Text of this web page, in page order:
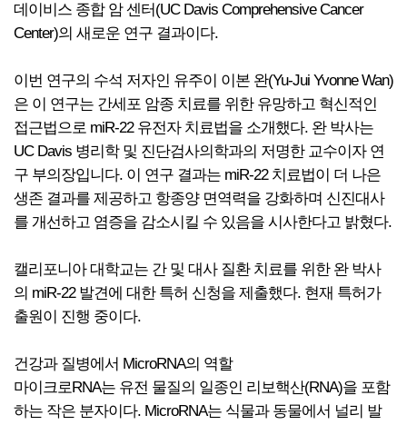
데이비스 종합 암 센터(UC Davis Comprehensive Cancer
Center)의 새로운 연구 결과이다.
이번 연구의 수석 저자인 유주이 이본 완(Yu-Jui Yvonne Wan)
은 이 연구는 간세포 암종 치료를 위한 유망하고 혁신적인
접근법으로 miR-22 유전자 치료법을 소개했다. 완 박사는
UC Davis 병리학 및 진단검사의학과의 저명한 교수이자 연
구 부의장입니다. 이 연구 결과는 miR-22 치료법이 더 나은
생존 결과를 제공하고 항종양 면역력을 강화하며 신진대사
를 개선하고 염증을 감소시킬 수 있음을 시사한다고 밝혔다.
캘리포니아 대학교는 간 및 대사 질환 치료를 위한 완 박사
의 miR-22 발견에 대한 특허 신청을 제출했다. 현재 특허가
출원이 진행 중이다.
건강과 질병에서 MicroRNA의 역할
마이크로RNA는 유전 물질의 일종인 리보핵산(RNA)을 포함
하는 작은 분자이다. MicroRNA는 식물과 동물에서 널리 발